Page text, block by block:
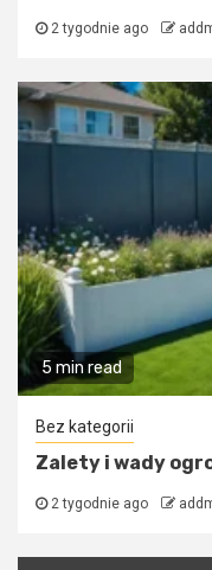
2 tygodnie ago
5 min read
Bez kategorii
Zalety i wady
2 tygodnie ago